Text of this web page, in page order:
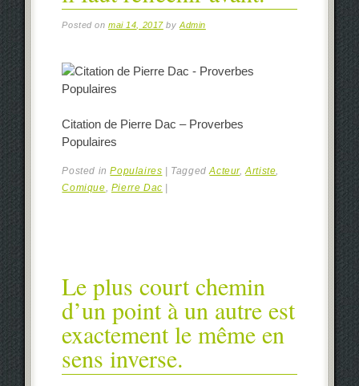
Posted onmai 14, 2017 byAdmin
Citation de Pierre Dac – Proverbes
Populaires
Posted inPopulaires TaggedActeur,Artiste,
Comique, Pierre Dac
Le plus court chemin
d’un point à un autre est
exactement le même en
sens inverse.